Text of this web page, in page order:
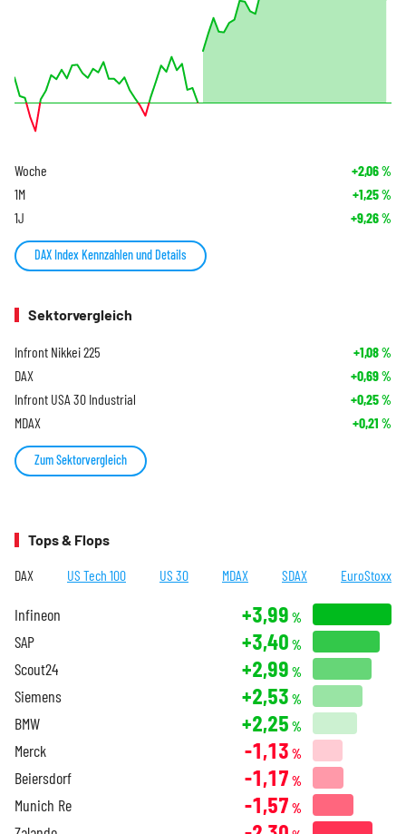
Woche +2,06%
1M +1,25%
1J +9,26%
DAX Index Kennzahlen und Details
Sektorvergleich
Infront Nikkei 225 +1,08%
DAX +0,69%
Infront USA 30 Industrial +0,25%
MDAX +0,21 %
Zum Sektorvergleich
Tops & Flops
DAX US Tech 100 US 30 MDAX SDAX EuroStoxx
Infineon +3,99 %
SAP +3,40 %
Scout24 +2,99 %
Siemens +2,53 %
BMW +2,25 %
Merck -1,13 %
Beiersdorf -1,17 %
Munich Re -1,57 %